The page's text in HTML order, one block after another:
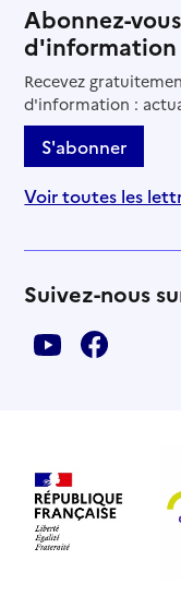
Abonnez-
d'information
Recevez
d'information :
S'abonner
Voir toutes les
Suivez-nous